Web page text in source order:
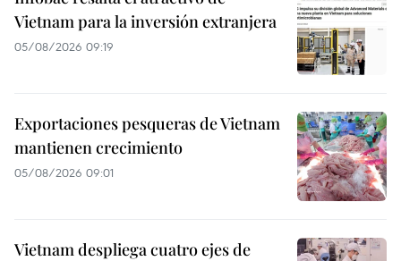
Vietnam para la inversión extranjera
05/08/2026 09:19
Exportaciones pesqueras de Vietnam
mantienen crecimiento
05/08/2026 09:01
Vietnam despliega cuatro ejes de